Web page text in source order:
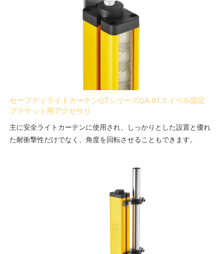
セーフティライトカーテンQTシリーズQA-01スイベル固定
ブラケット用アクセサリ
主に安全ライトカーテンに使用され、しっかりとした設置と優れ
た耐衝撃性だけでなく、角度を回転させることもできます。